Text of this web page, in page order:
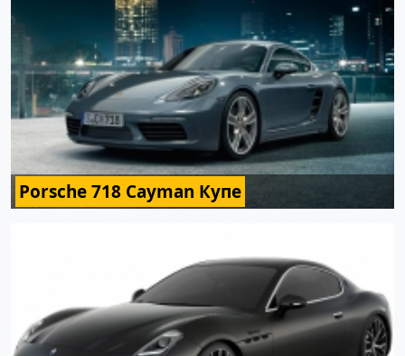
Porsche 718 Cayman Купе